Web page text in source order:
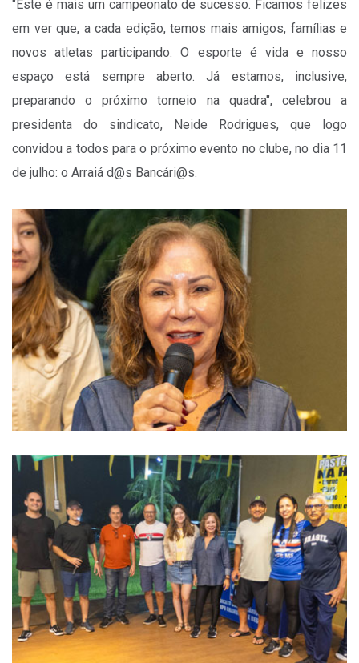
"Este é mais um campeonato de sucesso. Ficamos felizes
em ver que, a cada edição, temos mais amigos, famílias e
novos atletas participando. O esporte é vida e nosso
espaço está sempre aberto. Já estamos, inclusive,
preparando o próximo torneio na quadra", celebrou a
presidenta do sindicato, Neide Rodrigues, que logo
convidou a todos para o próximo evento no clube, no dia 11
de julho: o Arraiá d@s Bancári@s.